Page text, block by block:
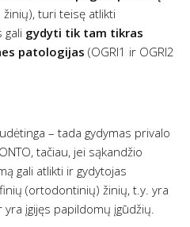
turi teisę atlikti
gali gydyti tik tam tikras
patologijas (OGRI1 ir OGRI2
– tada gydymas privalo
tačiau, jei sąkandžio
gali atlikti ir gydytojas
(ortodontinių) žinių, t.y. yra
įgijęs papildomų įgūdžių.